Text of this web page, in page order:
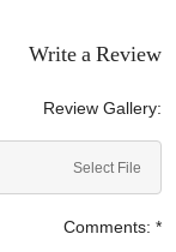
Write a Review
Review Gallery:
Select File
Comments: *